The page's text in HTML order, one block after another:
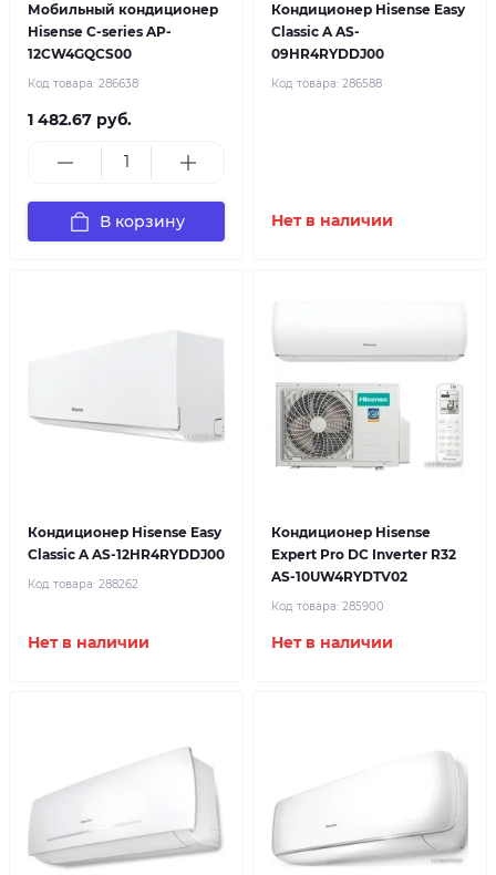
Мобильный кондиционер
Hisense C-series AP-
12CW4GQCS00
Код товара: 286638
1 482.67 руб.
В корзину
Кондиционер Hisense Easy
Classic A AS-
09HR4RYDDJ00
Код товара: 286588
Нет в наличии
Кондиционер Hisense Easy
Classic A AS-12HR4RYDDJ00
Код товара: 288262
Нет в наличии
Кондиционер Hisense
Expert Pro DC Inverter R32
AS-10UW4RYDTV02
Код товара: 285900
Нет в наличии